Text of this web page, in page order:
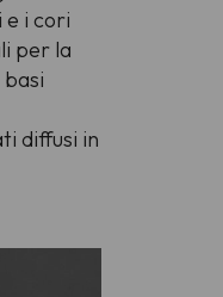
e i cori
per la
diffusi in